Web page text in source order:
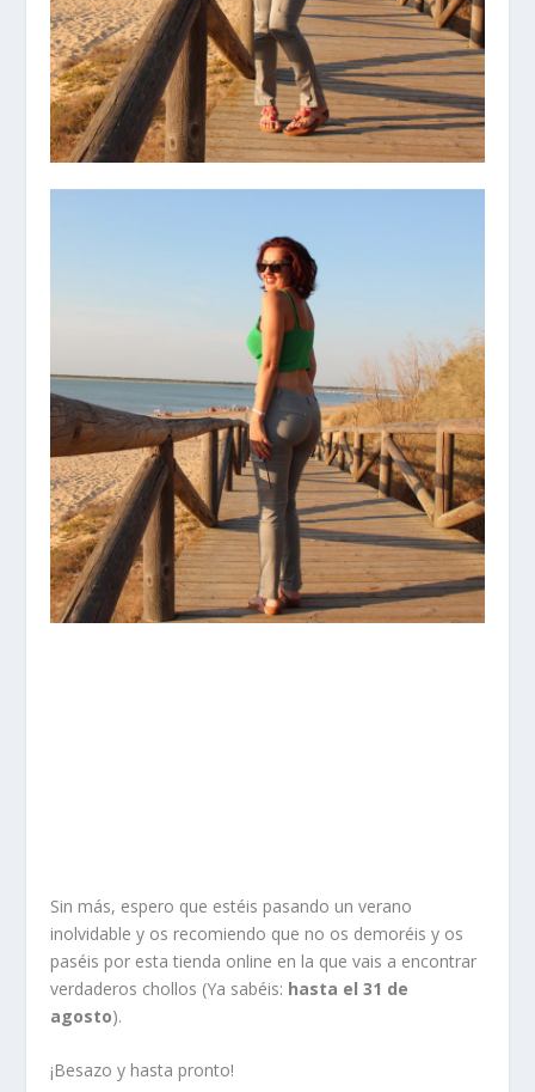
Sin más, espero que estéis pasando un verano
inolvidable y os recomiendo que no os demoréis y os
paséis por esta tienda online en la que vais a encontrar
verdaderos chollos (Ya sabéis: hasta el 31 de
agosto).
¡Besazo y hasta pronto!